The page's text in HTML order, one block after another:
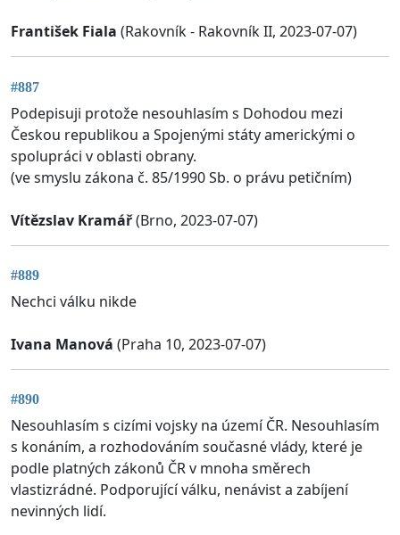
František Fiala (Rakovník - Rakovník II, 2023-07-07)
#887
Podepisuji protože nesouhlasím s Dohodou mezi
Českou republikou a Spojenými státy americkými o
spolupráci v oblasti obrany.
(ve smyslu zákona č. 85/1990 Sb. o právu petičním)
Vítězslav Kramář(Brno, 2023-07-07)
#889
Nechci válku nikde
Ivana Manová (Praha 10, 2023-07-07)
#890
Nesouhlasím s cizími vojsky na území ČR. Nesouhlasím
s konáním, a rozhodováním současné vlády, které je
podle platných zákonů ČR v mnoha směrech
vlastizrádné. Podporující válku, nenávist a zabíjení
nevinných lidí.